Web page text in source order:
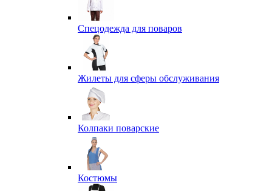
Спецодежда для поваров
Жилеты для сферы обслуживания
Колпаки поварские
Костюмы